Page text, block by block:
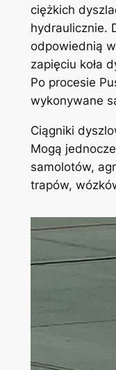
ciężkich
hydraulicznie.
odpowiednią
zapięciu koła
Po procesie
wykonywane
Ciągniki
Mogą
samolotów,
trapów,